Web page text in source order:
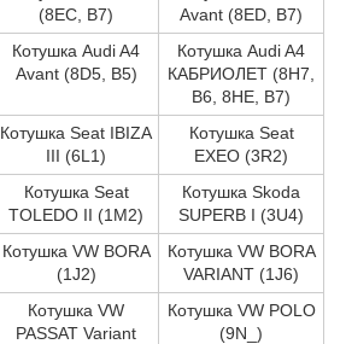
(8EC, B7)
Avant (8ED, B7)
Котушка Audi A4
Avant (8D5, B5)
Котушка Audi A4
КАБРИОЛЕТ (8H7,
B6, 8HE, B7)
Котушка Seat IBIZA
III (6L1)
Котушка Seat
EXEO (3R2)
Котушка Seat
TOLEDO II (1M2)
Котушка Skoda
SUPERB I (3U4)
Котушка VW BORA
(1J2)
Котушка VW BORA
VARIANT (1J6)
Котушка VW
PASSAT Variant
Котушка VW POLO
(9N_)